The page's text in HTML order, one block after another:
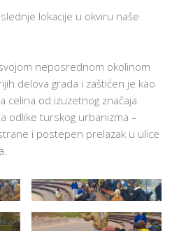
lokacije u okviru naše
neposrednom okolinom
delova grada i zaštićen je kao
od izuzetnog značaja.
odlike turskog urbanizma –
i postepen prelazak u ulice